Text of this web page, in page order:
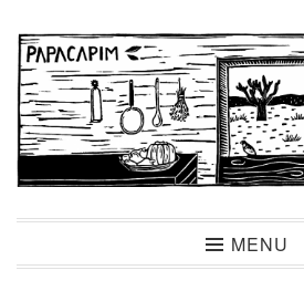
para
conteúdo
PapacapimMENU